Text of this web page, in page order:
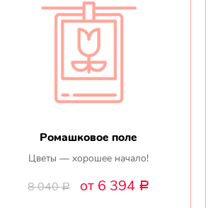
Ромашковое поле
Цветы — хорошее начало!
8 040Р от 6 394 Р